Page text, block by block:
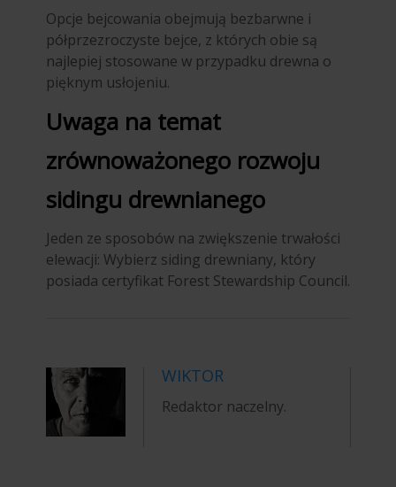
Opcje bejcowania obejmują bezbarwne i
półprzezroczyste bejce, z których obie są
najlepiej stosowane w przypadku drewna o
pięknym usłojeniu.
Uwaga na temat
zrównoważonego rozwoju
sidingu drewnianego
Jeden ze sposobów na zwiększenie trwałości
elewacji: Wybierz siding drewniany, który
posiada certyfikat Forest Stewardship Council.
WIKTOR
Redaktor naczelny.